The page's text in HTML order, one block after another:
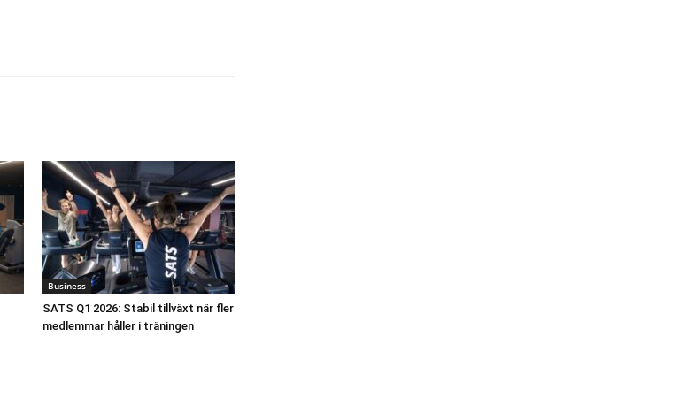
Business
SATS Q1 2026: Stabil tillväxt när fler
medlemmar håller i träningen